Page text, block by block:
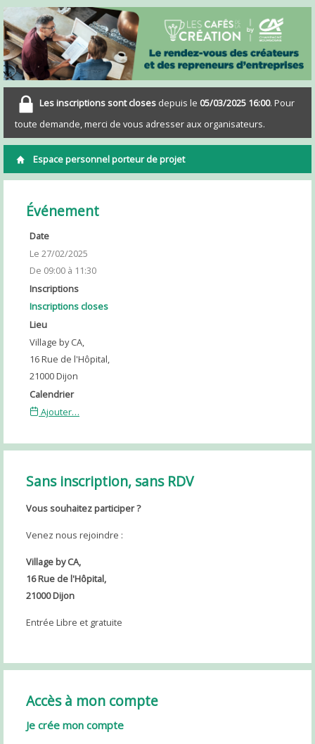
Les inscriptions sont closes depuis le 05/03/2025 16:00. Pour
toute demande, merci de vous adresser aux organisateurs.
Espace personnel porteur de projet
Événement
Date
Le 27/02/2025
De 09:00 à 11:30
Inscriptions
Inscriptions closes
Lieu
Village by CA,
16 Rue de l'Hôpital,
21000 Dijon
Calendrier
Ajouter…
Sans inscription, sans RDV
Vous souhaitez participer ?
Venez nous rejoindre :
Village by CA,
16 Rue de l'Hôpital,
21000 Dijon
Entrée Libre et gratuite
Accès à mon compte
Je crée mon compte